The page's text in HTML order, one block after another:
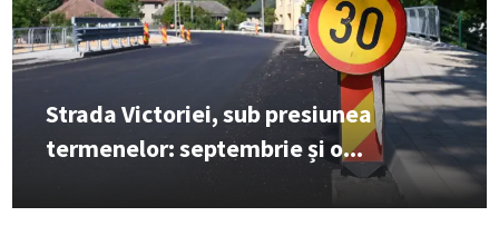
Strada Victoriei, sub presiunea
termenelor: septembrie și o...